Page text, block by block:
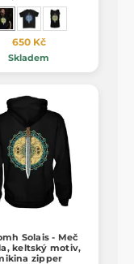
650 Kč
Skladem
Solais - Meč
keltský motiv,
zipper